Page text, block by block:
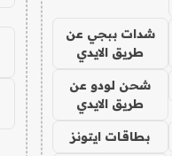
شدات ببجي عن
طريق الايدي
شحن لودو عن
طريق الايدي
بطاقات ايتونز